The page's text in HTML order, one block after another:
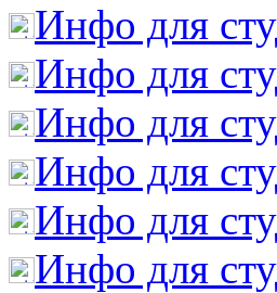
Инфо для
Инфо для
Инфо для
Инфо для
Инфо для
Инфо для